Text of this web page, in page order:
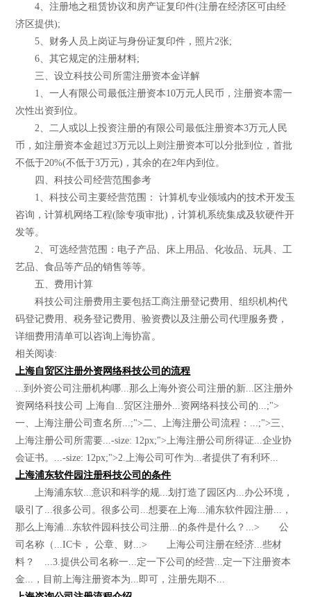
4、注册地之租赁协议和房产证复印件(注册在经济区可由经
济区提供);
5、财务人员上岗证与身份证复印件，照片2张;
6、其它规定的注册材料;
三、设立科技公司所需注册资本金详解
1、一人有限公司最低注册资本10万元人民币，注册资本需一
次性出资到位。
2、二人或以上投资注册的有限公司最低注册资本3万元人民
币，如注册资本金超过3万元以上则注册资本可以分批到位，首批
不低于20%(不低于3万元)，其余的在2年内到位。
四、科技公司经营范围参考
1、科技公司主要经营范围： 计算机专业领域内的技术开发玉
咨询，计算机网络工程(除专项审批)，计算机系统集成及软硬件开
发等。
2、可选经营范围：电子产品、床上用品、化妆品、玩具、工
艺品、食品等产品的销售等等。
五、费用计算
科技公司注册费用主要包括工商注册登记费用、组织机构代
码登记费用、税务登记费用、验资费以及注册公司代理服务费，
详细费用清单可以咨询上海协富。
相关阅读:
上海自贸区注册外资网络科技公司的流程
...到外资公司注册机构哪...那么上海外资公司注册的新...区注册外
资网络科技公司 上海自...贸区注册外...资网络科技公司的...;">
一、上海注册公司查名所...;">二、上海注册公司流程：...;">三、
上海注册公司所需要...-size: 12px;">上海注册公司所得证...企业协
会证书。...-size: 12px;">2.上海公司可作为...者提供了有利环...
上海浦东软件园注册科技公司的条件
上海浦东软...意识和科学的规...划打造了园区内...办公环境，
吸引了...很多公司。很多公司...想要在上海...浦东软件园注册...，
那么上海浦...东软件园科技公司注册...的条件是什么？...> 公
司名称（...IC卡， 公章、财...> 上海公司注册在经济...些材
料？ ...3.提供公司名称一...定一下公司的经营...定一下注册资本
金...，目前上海注册资本为...即可，注册先期不...